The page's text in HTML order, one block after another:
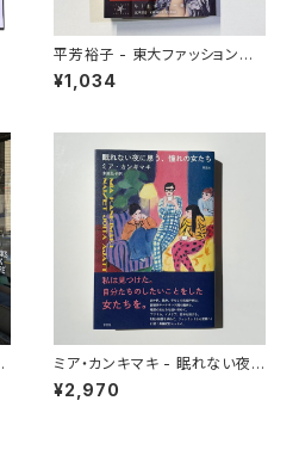
平芳裕子 - 東大ファッション論
集中講義
¥1,034
ミア・カンキマキ - 眠れない夜
に思う、憧れの女たち
¥2,970